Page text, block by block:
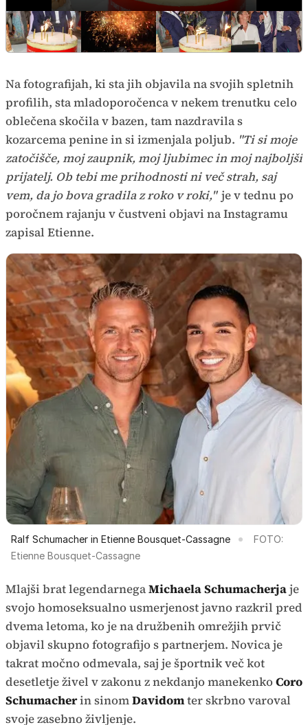
Na fotografijah, ki sta jih objavila na svojih spletnih
profilih, sta mladoporočenca v nekem trenutku celo
oblečena skočila v bazen, tam nazdravila s
kozarcema penine in si izmenjala poljub. "Ti si moje
zatočišče, moj zaupnik, moj ljubimec in moj najboljši
prijatelj. Ob tebi me prihodnosti ni več strah, saj
vem, da jo bova gradila z roko v roki," je v tednu po
poročnem rajanju v čustveni objavi na Instagramu
zapisal Etienne.
Ralf Schumacher in Etienne Bousquet-Cassagne
FOTO:
Etienne Bousquet-Cassagne
Mlajši brat legendarnegaMichaela Schumacherjaje
svojo homoseksualno usmerjenost javno razkril pred
dvema letoma, ko je na družbenih omrežjih prvič
objavil skupno fotografijo s partnerjem. Novica je
takrat močno odmevala, saj je športnik več kot
desetletje živel v zakonu z nekdanjo manekenkoCoro
Schumacherin sinomDavidomter skrbno varoval
svoje zasebno življenje.